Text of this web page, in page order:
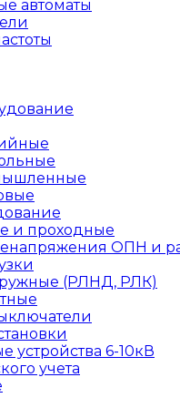
автоматы
и проходные
ОПН и
(РЛНД, РЛК)
устройства 6-10кВ
учета